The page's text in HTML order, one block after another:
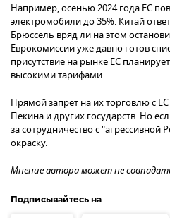
Например, осенью 2024 года ЕС
электромобили до 35%. Китай
Брюссель вряд ли на этом
Еврокомиссии уже давно готов
присутствие на рынке ЕС
высокими тарифами.
Прямой запрет на их торговлю с
Пекина и других государств. Но
за сотрудничество с "агрессивной
окраску.
Мнение автора может не
Подписывайтесь на